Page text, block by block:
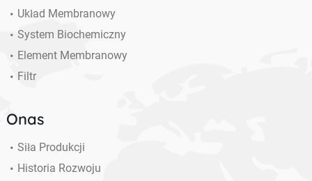
Układ Membranowy
System Biochemiczny
Element Membranowy
Filtr
Onas
Siła Produkcji
Historia Rozwoju